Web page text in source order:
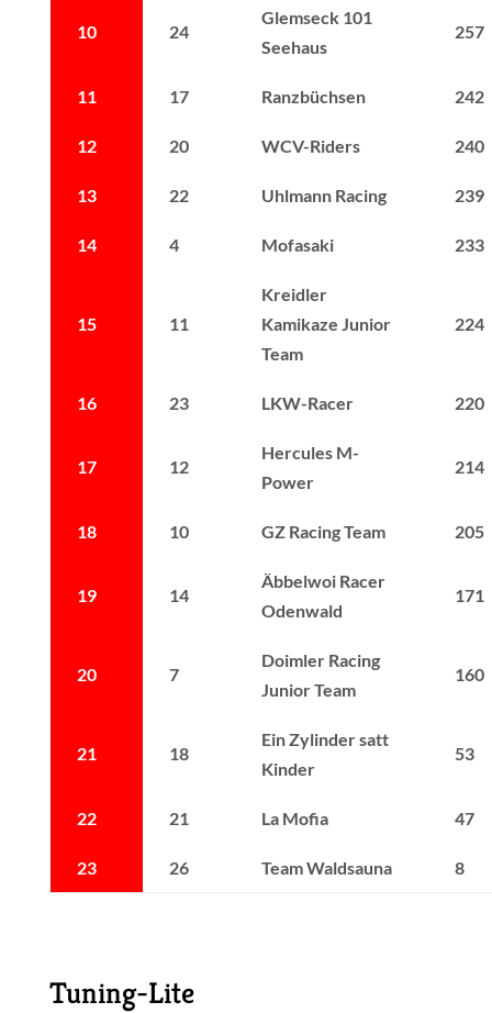
10 24
Glemseck 101
Seehaus
257
11 17 Ranzbüchsen 242
12 20 WCV-Riders 240
13 22 Uhlmann Racing 239
14 4 Mofasaki 233
15 11
Kreidler
Kamikaze Junior
Team
224
16 23 LKW-Racer 220
17 12
Hercules M-
Power
214
18 10 GZ Racing Team 205
19 14
Äbbelwoi Racer
Odenwald
171
20 7
Doimler Racing
Junior Team
160
21 18
Ein Zylinder satt
Kinder
53
22 21 La Mofia 47
23 26 Team Waldsauna 8
Tuning-Lite